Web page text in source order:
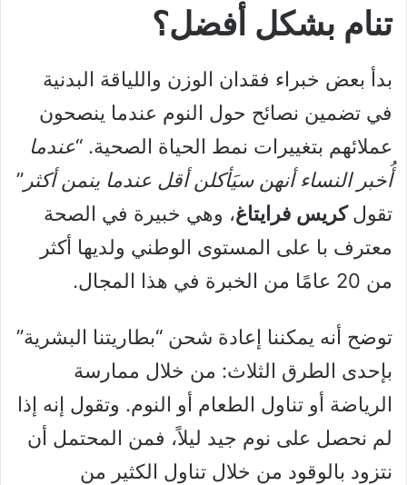
تنام بشكل أفضل؟
بدأ بعض خبراء فقدان الوزن واللياقة البدنية
في تضمين نصائح حول النوم عندما ينصحون
عملائهم بتغييرات نمط الحياة الصحية. “عندما
أُخبر النساء أنهن سيَأكلن أقل عندما ينمن أكثر ”
تقولكريس فرايتاغ، وهي خبيرة في الصحة
معترف با على المستوى الوطني ولديها أكثر
من 20 عامًا من الخبرة في هذا المجال.
توضح أنه يمكننا إعادة شحن “بطاريتنا البشرية”
بإحدى الطرق الثلاث: من خلال ممارسة
الرياضة أو تناول الطعام أو النوم. وتقول إنه إذا
لم نحصل على نوم جيد ليلاً، فمن المحتمل أن
نتزود بالوقود من خلال تناول الكثير من